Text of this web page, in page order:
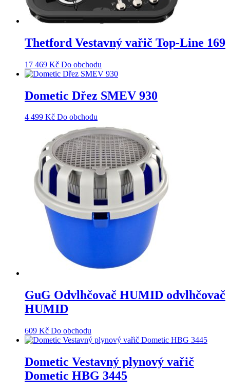
Thetford Vestavný vařič Top-Line 169
17 469 Kč Do obchodu
Dometic Dřez SMEV 930
4 499 Kč Do obchodu
GuG Odvlhčovač HUMID odvlhčovač
HUMID
609 Kč Do obchodu
Dometic Vestavný plynový vařič
Dometic HBG 3445